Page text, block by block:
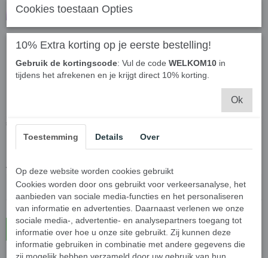
Swirl vuilniszakken
geparfumeerd - 10 Liter - 3
€ 18,95 (inclusief btw 21%)
Aantal
In winkelwagen
Cookies toestaan Opties
10% Extra korting op je eerste bestelling!
Gebruik de kortingscode: Vul de code WELKOM10 in
tijdens het afrekenen en je krijgt direct 10% korting.
Ok
Toestemming Details Over
Op deze website worden cookies gebruikt
Cookies worden door ons gebruikt voor verkeersanalyse, het
aanbieden van sociale media-functies en het personaliseren
van informatie en advertenties. Daarnaast verlenen we onze
sociale media-, advertentie- en analysepartners toegang tot
informatie over hoe u onze site gebruikt. Zij kunnen deze
informatie gebruiken in combinatie met andere gegevens die